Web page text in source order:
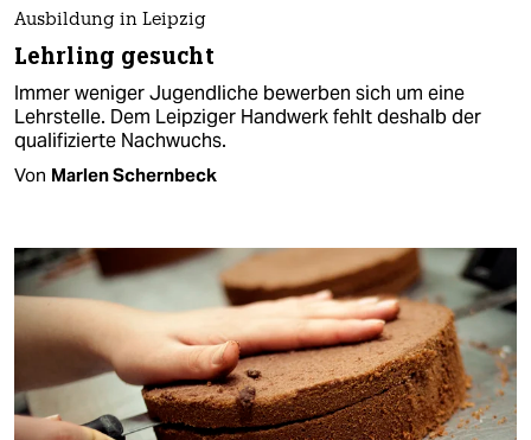
Ausbildung in Leipzig
Lehrling gesucht
Immer weniger Jugendliche bewerben sich um eine
Lehrstelle. Dem Leipziger Handwerk fehlt deshalb der
qualifizierte Nachwuchs.
Von Marlen Schernbeck